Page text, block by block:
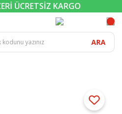
ÜCRETSİZ KARGO
ARA